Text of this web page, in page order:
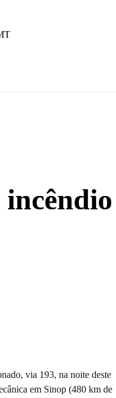
via 193, na noite deste
em Sinop (480 km de